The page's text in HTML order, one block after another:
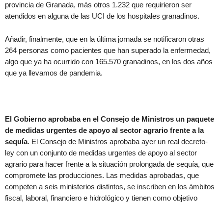
provincia de Granada, más otros 1.232 que requirieron ser
atendidos en alguna de las UCI de los hospitales granadinos.
Añadir, finalmente, que en la última jornada se notificaron otras
264 personas como pacientes que han superado la enfermedad,
algo que ya ha ocurrido con 165.570 granadinos, en los dos años
que ya llevamos de pandemia.
El Gobierno aprobaba en el Consejo de Ministros un paquete
de medidas urgentes de apoyo al sector agrario frente a la
sequía. El Consejo de Ministros aprobaba ayer un real decreto-
ley con un conjunto de medidas urgentes de apoyo al sector
agrario para hacer frente a la situación prolongada de sequía, que
compromete las producciones. Las medidas aprobadas, que
competen a seis ministerios distintos, se inscriben en los ámbitos
fiscal, laboral, financiero e hidrológico y tienen como objetivo